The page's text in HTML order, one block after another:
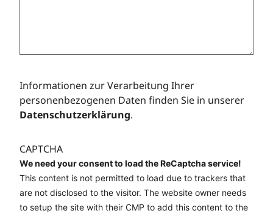
Informationen zur Verarbeitung Ihrer
personenbezogenen Daten finden Sie in unserer
Datenschutzerklärung.
CAPTCHA
We need your consent to load the ReCaptcha service!
This content is not permitted to load due to trackers that
are not disclosed to the visitor. The website owner needs
to setup the site with their CMP to add this content to the